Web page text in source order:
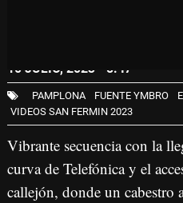
10 JULIO, 2023 - 8:47
PAMPLONA FUENTE YMBRO
VIDEOS SAN FERMIN 2023
Vibrante secuencia con la
curva de Telefónica y el
callejón, donde un cabestro